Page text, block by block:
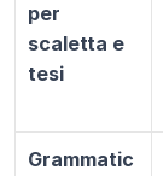
per
scaletta e
tesi
Grammatic